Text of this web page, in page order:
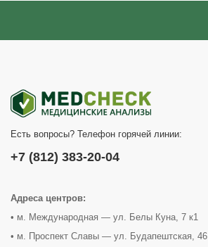
Есть вопросы? Телефон горячей линии:
+7 (812) 383-20-04
Адреса центров:
• м. Международная — ул. Белы Куна, 7 к1
• м. Проспект Славы — ул. Будапештская, 46